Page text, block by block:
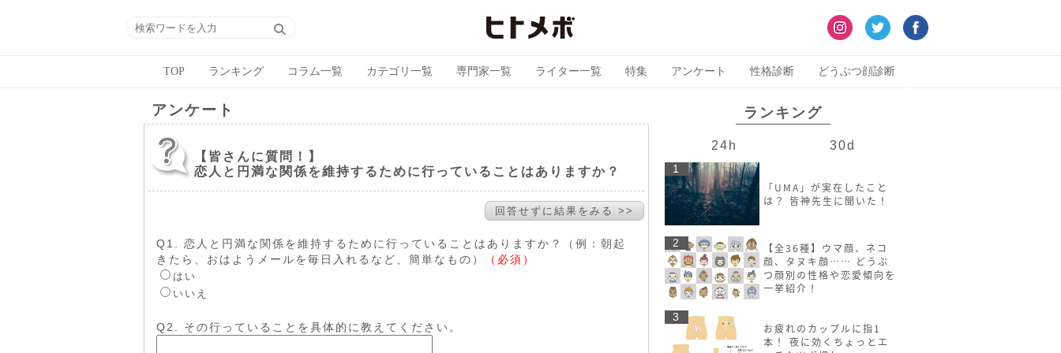
TOP ランキング コラム一覧 カテゴリ一覧 専門家一覧 ライター一覧 特集 アンケート 性格診断 どうぶつ顔診断
アンケート
【皆さんに質問！】
恋人と円満な関係を維持するために行っていることはありますか？
回答せずに結果をみる >>
Q1. 恋人と円満な関係を維持するために行っていることはありますか？（例：朝起
きたら、おはようメールを毎日入れるなど、簡単なもの）
（必須）
はい
いいえ
Q2. その行っていることを具体的に教えてください。
ランキング
24h 30d
1
「UMA」が実在したこと
は？ 皆神先生に聞いた！
2
【全36種】ウマ顔、ネコ
顔、タヌキ顔…… どうぶ
つ顔別の性格や恋愛傾向を
一挙紹介！
3
お疲れのカップルに指1
本！ 夜に効くちょっとエ